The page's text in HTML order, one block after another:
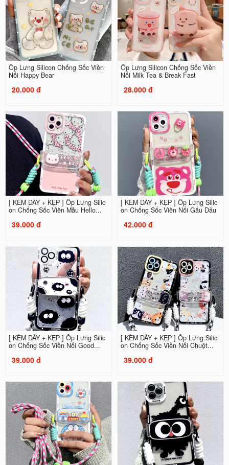
Ốp Lưng Silicon Chống Sốc Viền
Nổi Happy Bear
20.000 đ
Ốp Lưng Silicon Chống Sốc Viền
Nổi Milk Tea & Break Fast
28.000 đ
[ KÈM DÂY + KẸP ] Ốp Lưng Silic
on Chống Sốc Viền Mẫu Hello...
39.000 đ
[ KÈM DÂY + KẸP ] Ốp Lưng Silic
on Chống Sốc Viền Nổi Gấu Dâu
42.000 đ
[ KÈM DÂY + KẸP ] Ốp Lưng Silic
on Chống Sốc Viền Nổi Good...
39.000 đ
[ KÈM DÂY + KẸP ] Ốp Lưng Silic
on Chống Sốc Viền Nổi Chuột...
39.000 đ